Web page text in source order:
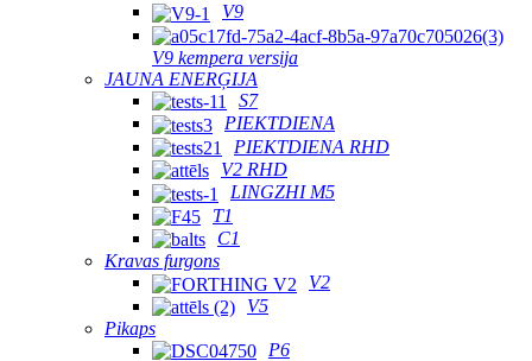
V9
V9 kempera versija
JAUNA ENERĢIJA
S7
PIEKTDIENA
PIEKTDIENA RHD
V2 RHD
LINGZHI M5
T1
C1
Kravas furgons
V2
V5
Pikaps
P6